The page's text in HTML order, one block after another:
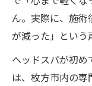
ん。実際に、施
が減った」という
ヘッドスパが初
は、枚方市内の